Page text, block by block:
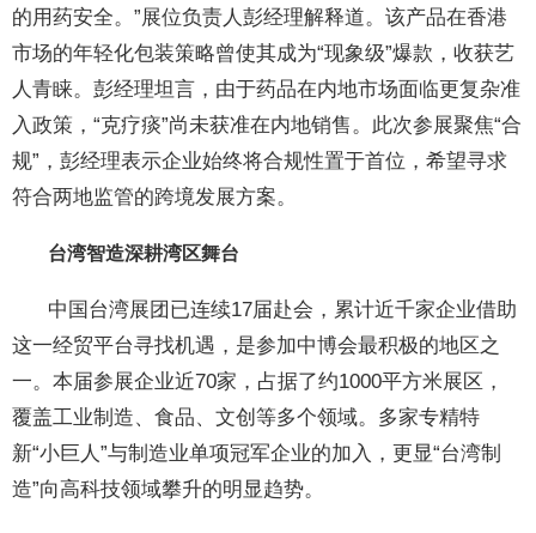
的用药安全。”展位负责人彭经理解释道。该产品在香港
市场的年轻化包装策略曾使其成为“现象级”爆款，收获艺
人青睐。彭经理坦言，由于药品在内地市场面临更复杂准
入政策，“克疗痰”尚未获准在内地销售。此次参展聚焦“合
规”，彭经理表示企业始终将合规性置于首位，希望寻求
符合两地监管的跨境发展方案。
台湾智造深耕湾区舞台
中国台湾展团已连续17届赴会，累计近千家企业借助
这一经贸平台寻找机遇，是参加中博会最积极的地区之
一。本届参展企业近70家，占据了约1000平方米展区，
覆盖工业制造、食品、文创等多个领域。多家专精特
新“小巨人”与制造业单项冠军企业的加入，更显“台湾制
造”向高科技领域攀升的明显趋势。